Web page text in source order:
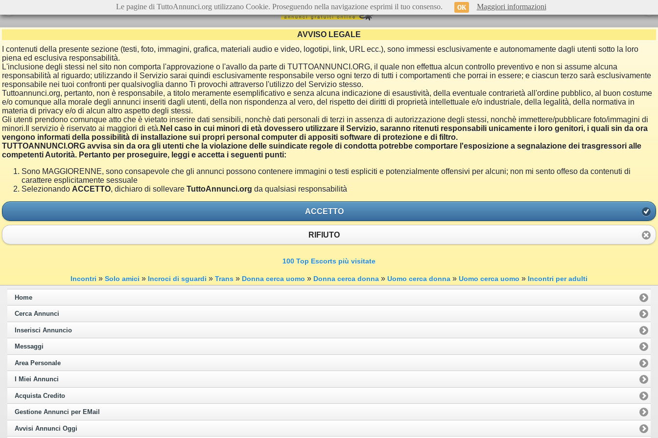
AVVISO LEGALE
I contenuti della presente sezione (testi, foto, immagini, grafica, materiali audio e video, logotipi, link, URL ecc.), sono immessi esclusivamente e autonomamente dagli utenti sotto la loro
piena ed esclusiva responsabilità.
L'inclusione degli stessi nel sito non comporta l'approvazione o l'avallo da parte di TUTTOANNUNCI.ORG, il quale non effettua alcun controllo preventivo e non si assume alcuna
responsabilità al riguardo; utilizzando il Servizio sarai quindi esclusivamente responsabile verso ogni terzo di tutti i comportamenti che porrai in essere; e ciascun terzo sarà esclusivamente
responsabile nei tuoi confronti per qualsivoglia danno Ti provochi attraverso l'utilizzo del Servizio stesso.
Tuttoannunci.org, pertanto, non è responsabile, a titolo meramente esemplificativo e senza alcuna indicazione di esaustività, della eventuale contrarietà all'ordine pubblico, al buon costume
e/o comunque alla morale degli annunci inseriti dagli utenti, della non rispondenza al vero, del rispetto dei diritti di proprietà intellettuale e/o industriale, della legalità, della normativa in
materia di privacy e/o di alcun altro aspetto degli stessi.
Gli utenti prendono comunque atto che è vietato inserire dati sensibili, nonchè dati personali di terzi in assenza di autorizzazione degli stessi, nonchè immettere/pubblicare foto/immagini di
minori.Il servizio è riservato ai maggiori di età. Nel caso in cui minori di età dovessero utilizzare il Servizio, saranno ritenuti responsabili unicamente i loro genitori, i quali sin da ora
vengono informati della possibilità di installazione sui propri personal computer di appositi software di protezione e di filtro.
TUTTOANNUNCI.ORG avvisa sin da ora gli utenti che la violazione delle suindicate regole di condotta potrebbe comportare l'esposizione a segnalazione dei trasgressori alle
competenti Autorità. Pertanto per proseguire, leggi e accetta i seguenti punti:
Sono MAGGIORENNE, sono consapevole che gli annunci possono contenere immagini o testi espliciti e potenzialmente offensivi per alcuni; non mi sento offeso da contenuti di
carattere esplicitamente sessuale
Selezionando ACCETTO, dichiaro di sollevare TuttoAnnunci.org da qualsiasi responsabilità
ACCETTO
RIFIUTO
100 Top Escorts più visitate
Incontri » Solo amici » Incroci di sguardi » Trans » Donna cerca uomo » Donna cerca donna » Uomo cerca donna » Uomo cerca uomo » Incontri per adulti
Home
Cerca Annunci
Inserisci Annuncio
Messaggi
Area Personale
I Miei Annunci
Acquista Credito
Gestione Annunci per EMail
Avvisi Annunci Oggi
Le pagine di TuttoAnnunci.org utilizzano Cookie. Proseguendo nella navigazione esprimi il tuo consenso. OK Maggiori informazioni